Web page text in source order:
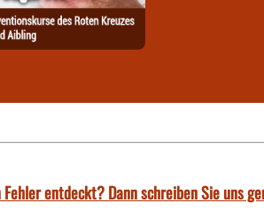
Fehler entdeckt? Dann schreiben Sie uns